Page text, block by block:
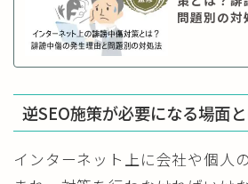
問題別の対
逆SEO施策が必要になる場面
インターネット上に会社や個人